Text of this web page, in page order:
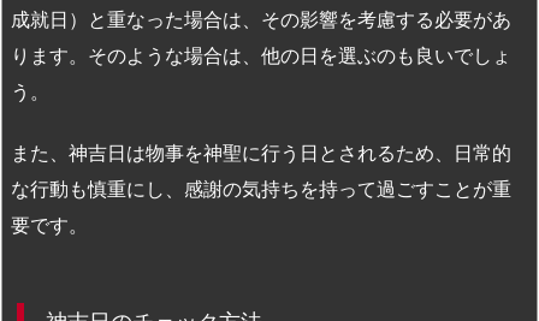
成就日）と重なった場合は、その影響を考慮する必要があ
ります。そのような場合は、他の日を選ぶのも良いでしょ
う。
また、神吉日は物事を神聖に行う日とされるため、日常的
な行動も慎重にし、感謝の気持ちを持って過ごすことが重
要です。